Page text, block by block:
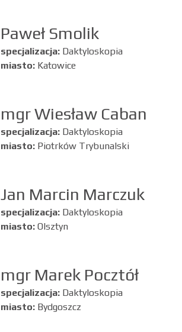
Paweł Smolik
specjalizacja: Daktyloskopia
miasto: Katowice
mgr Wiesław Caban
specjalizacja: Daktyloskopia
miasto: Piotrków Trybunalski
Jan Marcin Marczuk
specjalizacja: Daktyloskopia
miasto: Olsztyn
mgr Marek Pocztół
specjalizacja: Daktyloskopia
miasto: Bydgoszcz